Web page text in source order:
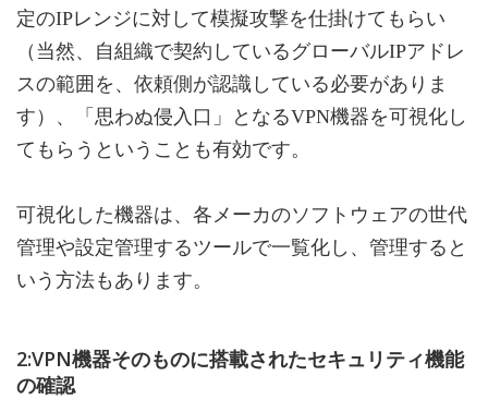
定のIPレンジに対して模擬攻撃を仕掛けてもらい
（当然、自組織で契約しているグローバルIPアドレ
スの範囲を、依頼側が認識している必要がありま
す）、「思わぬ侵入口」となるVPN機器を可視化し
てもらうということも有効です。
可視化した機器は、各メーカのソフトウェアの世代
管理や設定管理するツールで一覧化し、管理すると
いう方法もあります。
2:VPN機器そのものに搭載されたセキュリティ機能
の確認